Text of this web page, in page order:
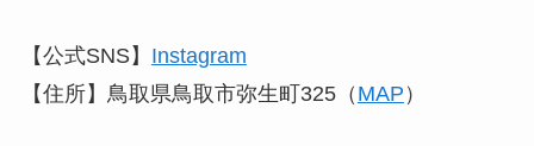
【公式SNS】 Instagram
【住所】鳥取県鳥取市弥生町325（ MAP ）